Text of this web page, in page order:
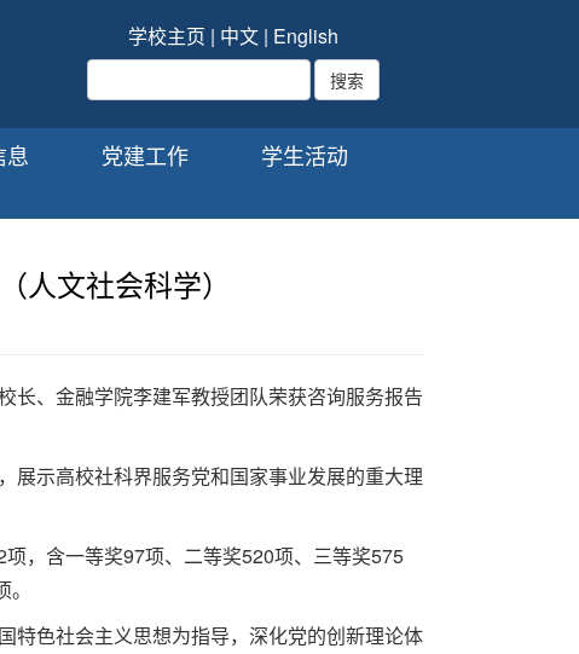
学校主页 | 中文 | English
息 党建工作
学生活动
人文社会科学）
长、金融学院李建军教授团队荣获咨询服务报告
展示高校社科界服务党和国家事业发展的重大理
，含一等奖97项、二等奖520项、三等奖575
特色社会主义思想为指导，深化党的创新理论体